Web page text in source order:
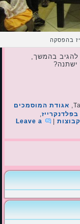
בהפסקה
בהמשך,
, אגודת המוסמכים
,
|
Leave a